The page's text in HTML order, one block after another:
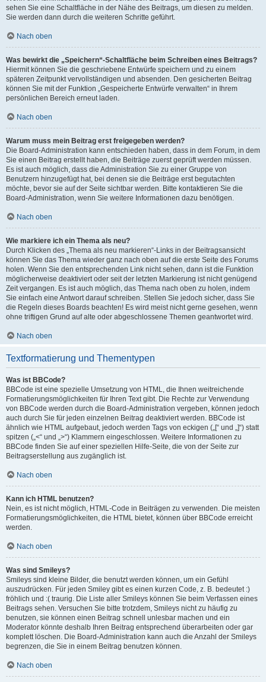
sehen Sie eine Schaltfläche in der Nähe des Beitrags, um diesen zu melden.
Sie werden dann durch die weiteren Schritte geführt.
Nach oben
Was bewirkt die „Speichern“-Schaltfläche beim Schreiben eines Beitrags?
Hiermit können Sie die geschriebene Entwürfe speichern und zu einem
späteren Zeitpunkt vervollständigen und absenden. Den gesicherten Beitrag
können Sie mit der Funktion „Gespeicherte Entwürfe verwalten“ in Ihrem
persönlichen Bereich erneut laden.
Nach oben
Warum muss mein Beitrag erst freigegeben werden?
Die Board-Administration kann entschieden haben, dass in dem Forum, in dem
Sie einen Beitrag erstellt haben, die Beiträge zuerst geprüft werden müssen.
Es ist auch möglich, dass die Administration Sie zu einer Gruppe von
Benutzern hinzugefügt hat, bei denen sie die Beiträge erst begutachten
möchte, bevor sie auf der Seite sichtbar werden. Bitte kontaktieren Sie die
Board-Administration, wenn Sie weitere Informationen dazu benötigen.
Nach oben
Wie markiere ich ein Thema als neu?
Durch Klicken des „Thema als neu markieren“-Links in der Beitragsansicht
können Sie das Thema wieder ganz nach oben auf die erste Seite des Forums
holen. Wenn Sie den entsprechenden Link nicht sehen, dann ist die Funktion
möglicherweise deaktiviert oder seit der letzten Markierung ist nicht genügend
Zeit vergangen. Es ist auch möglich, das Thema nach oben zu holen, indem
Sie einfach eine Antwort darauf schreiben. Stellen Sie jedoch sicher, dass Sie
die Regeln dieses Boards beachten! Es wird meist nicht gerne gesehen, wenn
ohne triftigen Grund auf alte oder abgeschlossene Themen geantwortet wird.
Nach oben
Textformatierung und Thementypen
Was ist BBCode?
BBCode ist eine spezielle Umsetzung von HTML, die Ihnen weitreichende
Formatierungsmöglichkeiten für Ihren Text gibt. Die Rechte zur Verwendung
von BBCode werden durch die Board-Administration vergeben, können jedoch
auch durch Sie für jeden einzelnen Beitrag deaktiviert werden. BBCode ist
ähnlich wie HTML aufgebaut, jedoch werden Tags von eckigen („[“ und „]“) statt
spitzen („<“ und „>“) Klammern eingeschlossen. Weitere Informationen zu
BBCode finden Sie auf einer speziellen Hilfe-Seite, die von der Seite zur
Beitragserstellung aus zugänglich ist.
Nach oben
Kann ich HTML benutzen?
Nein, es ist nicht möglich, HTML-Code in Beiträgen zu verwenden. Die meisten
Formatierungsmöglichkeiten, die HTML bietet, können über BBCode erreicht
werden.
Nach oben
Was sind Smileys?
Smileys sind kleine Bilder, die benutzt werden können, um ein Gefühl
auszudrücken. Für jeden Smiley gibt es einen kurzen Code, z. B. bedeutet :)
fröhlich und :( traurig. Die Liste aller Smileys können Sie beim Verfassen eines
Beitrags sehen. Versuchen Sie bitte trotzdem, Smileys nicht zu häufig zu
benutzen, sie können einen Beitrag schnell unlesbar machen und ein
Moderator könnte deshalb Ihren Beitrag entsprechend überarbeiten oder gar
komplett löschen. Die Board-Administration kann auch die Anzahl der Smileys
begrenzen, die Sie in einem Beitrag benutzen können.
Nach oben